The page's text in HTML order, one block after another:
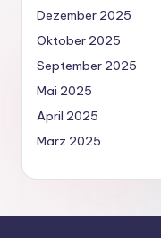
Dezember 2025
Oktober 2025
September 2025
Mai 2025
April 2025
März 2025